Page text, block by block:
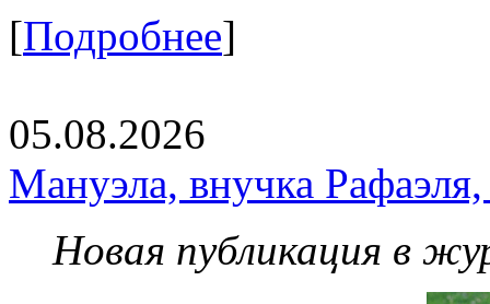
[Подробнее]
05.08.2026
Мануэла, внучка
Новая публикация в